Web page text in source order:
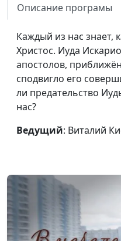
Описание програмы
Каждый из нас знает,
Христос. Иуда
апостолов,
сподвигло его
ли предательство
нас?
Ведущий: Виталий